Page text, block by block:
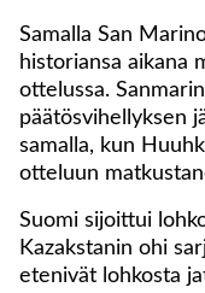
Samalla San
historiansa aikana
ottelussa.
päätösvihellyksen
samalla, kun
otteluun
Suomi sijoittui
Kazakstanin ohi
etenivät lohkosta